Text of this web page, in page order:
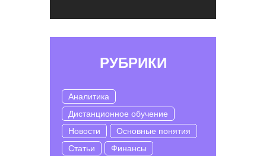
РУБРИКИ
Аналитика
Дистанционное обучение
Новости
Основные понятия
Статьи
Финансы